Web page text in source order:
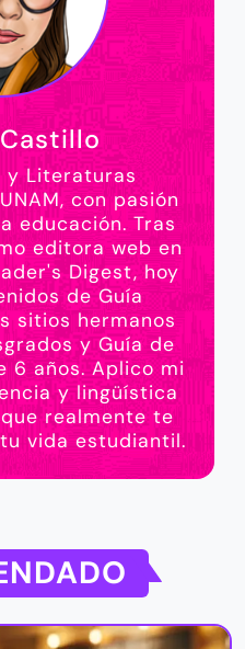
y Literaturas
con pasión
educación. Tras
editora web en
Digest, hoy
de Guía
sitios hermanos
y Guía de
6 años. Aplico mi
y lingüística
realmente te
vida estudiantil.